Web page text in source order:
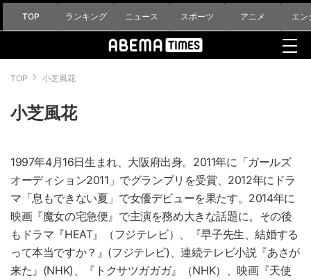
TOP ランキング ニュース スポーツ アニメ エン
TOP 小芝風花
小芝風花
1997年4月16日生まれ、大阪府出身。2011年に「ガールズ
オーディション2011」でグランプリを受賞、2012年にドラ
マ「息もできない夏」で女優デビューを果たす。2014年に
映画『魔女の宅急便』で主演を務め大きな話題に。その後
もドラマ『HEAT』（フジテレビ）、『早子先生、結婚する
って本当ですか？』(フジテレビ)、連続テレビ小説『あさが
来た』(NHK)、『トクサツガガガ』（NHK）、映画『天使